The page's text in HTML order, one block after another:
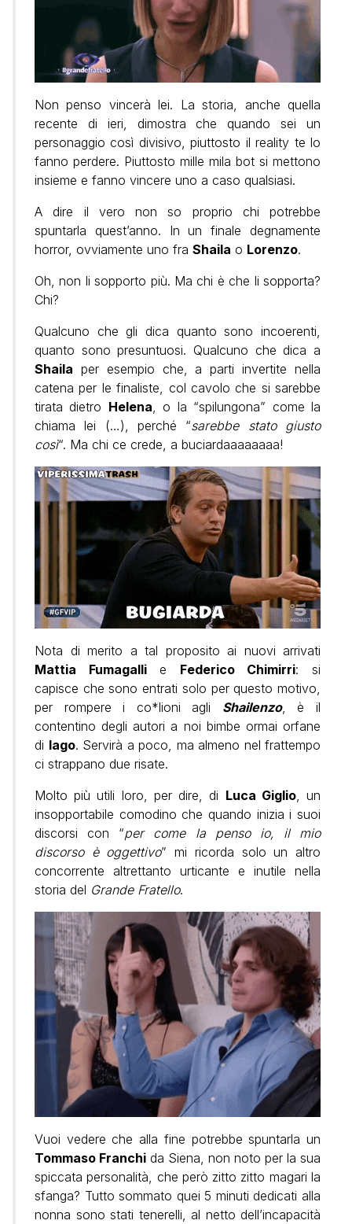
Non penso vincerà lei. La storia, anche quella
recente di ieri, dimostra che quando sei un
personaggio così divisivo, piuttosto il reality te lo
fanno perdere. Piuttosto mille mila bot si mettono
insieme e fanno vincere uno a caso qualsiasi.
A dire il vero non so proprio chi potrebbe
spuntarla quest’anno. In un finale degnamente
horror, ovviamente uno fra Shaila o Lorenzo.
Oh, non li sopporto più. Ma chi è che li sopporta?
Chi?
Qualcuno che gli dica quanto sono incoerenti,
quanto sono presuntuosi. Qualcuno che dica a
Shaila per esempio che, a parti invertite nella
catena per le finaliste, col cavolo che si sarebbe
tirata dietro Helena, o la “spilungona” come la
chiama lei (…), perché “sarebbe stato giusto
così“. Ma chi ce crede, a buciardaaaaaaaa!
Nota di merito a tal proposito ai nuovi arrivati
Mattia Fumagallie Federico Chimirri: si
capisce che sono entrati solo per questo motivo,
per rompere i co*lioni agli Shailenzo, è il
contentino degli autori a noi bimbe ormai orfane
di Iago. Servirà a poco, ma almeno nel frattempo
ci strappano due risate.
Molto più utili loro, per dire, di Luca Giglio, un
insopportabile comodino che quando inizia i suoi
discorsi con “per come la penso io, il mio
discorso è oggettivo” mi ricorda solo un altro
concorrente altrettanto urticante e inutile nella
storia del Grande Fratello.
Vuoi vedere che alla fine potrebbe spuntarla un
Tommaso Franchi da Siena, non noto per la sua
spiccata personalità, che però zitto zitto magari la
sfanga? Tutto sommato quei 5 minuti dedicati alla
nonna sono stati tenerelli, al netto dell’incapacità